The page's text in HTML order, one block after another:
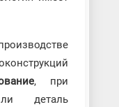
, при
деталь